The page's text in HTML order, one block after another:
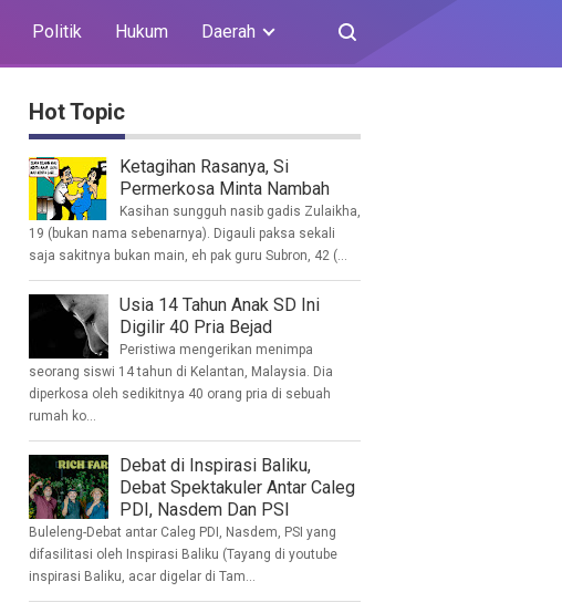
Politik Hukum Daerah
Hot Topic
Ketagihan Rasanya, Si
Permerkosa Minta Nambah
Kasihan sungguh nasib gadis Zulaikha,
19 (bukan nama sebenarnya). Digauli paksa sekali
saja sakitnya bukan main, eh pak guru Subron, 42 (...
Usia 14 Tahun Anak SD Ini
Digilir 40 Pria Bejad
Peristiwa mengerikan menimpa
seorang siswi 14 tahun di Kelantan, Malaysia. Dia
diperkosa oleh sedikitnya 40 orang pria di sebuah
rumah ko...
Debat di Inspirasi Baliku,
Debat Spektakuler Antar Caleg
PDI, Nasdem Dan PSI
Buleleng-Debat antar Caleg PDI, Nasdem, PSI yang
difasilitasi oleh Inspirasi Baliku (Tayang di youtube
inspirasi Baliku, acar digelar di Tam...